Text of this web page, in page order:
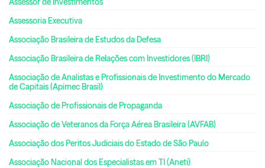
Assessoria Executiva
Associação Brasileira de Estudos da Defesa
Associação Brasileira de Relações com Investidores (IBRI)
Associação de Analistas e Profissionais de Investimento do Mercado
de Capitais (Apimec Brasil)
Associação de Profissionais de Propaganda
Associação de Veteranos da Força Aérea Brasileira (AVFAB)
Associação dos Peritos Judiciais do Estado de São Paulo
Associação Nacional dos Especialistas em TI (Aneti)